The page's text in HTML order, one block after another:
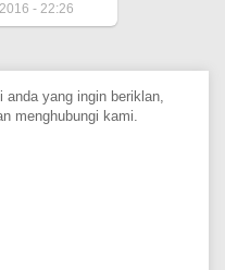
- 22:26
anda yang ingin beriklan,
menghubungi kami.